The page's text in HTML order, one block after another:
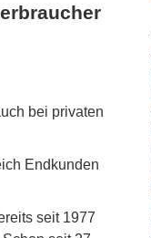
bei privaten
Endkunden
seit 1977